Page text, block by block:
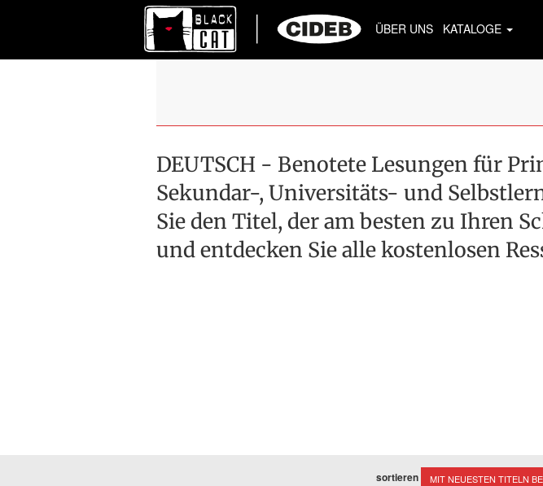
ÜBER UNS KATALOGE
DEUTSCH - Benotete Lesungen für
Sekundar-, Universitäts- und
Sie den Titel, der am besten zu Ihren
und entdecken Sie alle kostenlosen
sortieren MIT NEUESTEN TITELN